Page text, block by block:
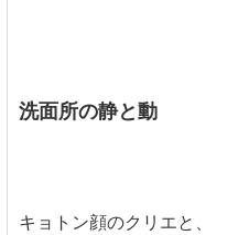
洗面所の静と動
キョトン顔のクリエと、